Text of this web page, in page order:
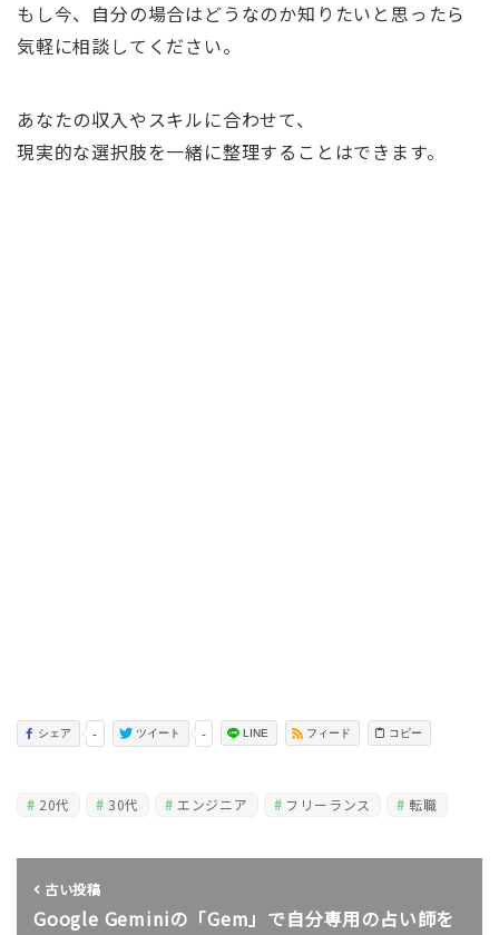
もし今、自分の場合はどうなのか知りたいと思ったら
気軽に相談してください。
あなたの収入やスキルに合わせて、
現実的な選択肢を一緒に整理することはできます。
-
シェア -
ツイート LINE フィード コピー
20代 30代 エンジニア フリーランス 転職
古い投稿
Google Geminiの「Gem」で自分専用の占い師を